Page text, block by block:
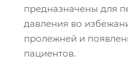
предназначены для
давления во
пролежней и
пациентов.